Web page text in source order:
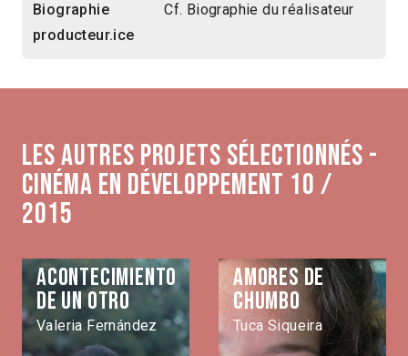
Biographie
producteur.ice
Cf. Biographie du réalisateur
Les autres projets sélectionnés -
Cinéma en développement 10 /
2015
Acontecimiento
de un otro
Valeria Fernández
Amores de
Chumbo
Tuca Siqueira